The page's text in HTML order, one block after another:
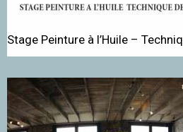
Stage Peinture à l’Huile –